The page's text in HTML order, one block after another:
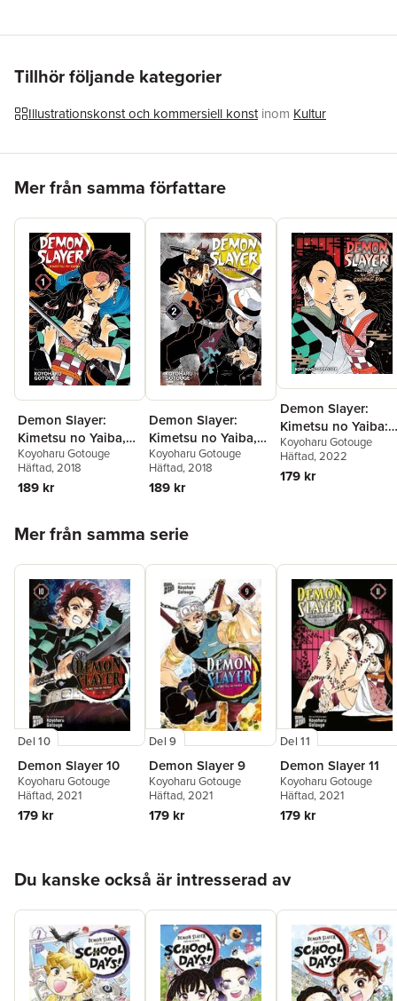
Illustratör
Natsuki Hokami
Originaltitel
Tillhör följande kategorier
Illustrationskonst och kommersiell konst inom Kultur
Mer från samma författare
Demon Slayer:
Kimetsu no Yaiba,
Vol. 1
Koyoharu Gotouge
Häftad, 2018
189 kr
Demon Slayer:
Kimetsu no Yaiba,
Vol. 2
Koyoharu Gotouge
Häftad, 2018
189 kr
Demon Slayer:
Kimetsu no Yaiba:
The Official
Coloring Book
Koyoharu Gotouge
Häftad, 2022
179 kr
Mer från samma serie
Del 10
Demon Slayer 10
Koyoharu Gotouge
Häftad, 2021
179 kr
Del 9
Demon Slayer 9
Koyoharu Gotouge
Häftad, 2021
179 kr
Del 11
Demon Slayer 11
Koyoharu Gotouge
Häftad, 2021
179 kr
Du kanske också är intresserad av